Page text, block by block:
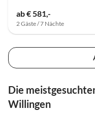
ab € 581,-
2 Gäste / 7 Nächte
Die
Willingen